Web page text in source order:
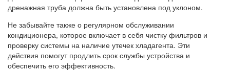
дренажная труба должна быть установлена под уклоном.
Не забывайте также о регулярном обслуживании
кондиционера, которое включает в себя чистку фильтров и
проверку системы на наличие утечек хладагента. Эти
действия помогут продлить срок службы устройства и
обеспечить его эффективность.